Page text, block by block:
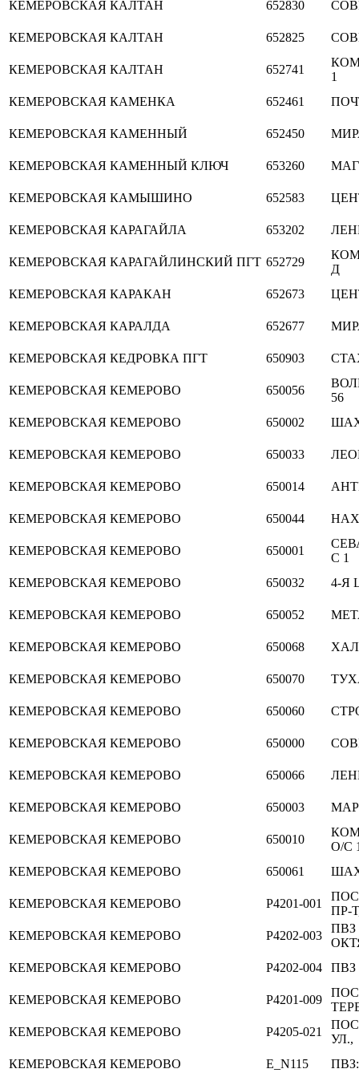
КЕМЕРОВСКАЯ КАЛТАН 652830
КЕМЕРОВСКАЯ КАЛТАН 652825
КЕМЕРОВСКАЯ КАЛТАН 652741
1
КЕМЕРОВСКАЯ КАМЕНКА 652461
КЕМЕРОВСКАЯ КАМЕННЫЙ 652450
КЕМЕРОВСКАЯ КАМЕННЫЙ КЛЮЧ 653260
КЕМЕРОВСКАЯ КАМЫШИНО 652583
КЕМЕРОВСКАЯ КАРАГАЙЛА 653202
КЕМЕРОВСКАЯ КАРАГАЙЛИНСКИЙ ПГТ 652729
Д
КЕМЕРОВСКАЯ КАРАКАН 652673
КЕМЕРОВСКАЯ КАРАЛДА 652677
КЕМЕРОВСКАЯ КЕДРОВКА ПГТ 650903
КЕМЕРОВСКАЯ КЕМЕРОВО 650056
56
КЕМЕРОВСКАЯ КЕМЕРОВО 650002
КЕМЕРОВСКАЯ КЕМЕРОВО 650033
КЕМЕРОВСКАЯ КЕМЕРОВО 650014
КЕМЕРОВСКАЯ КЕМЕРОВО 650044
КЕМЕРОВСКАЯ КЕМЕРОВО 650001
С 1
КЕМЕРОВСКАЯ КЕМЕРОВО 650032 4-Я
КЕМЕРОВСКАЯ КЕМЕРОВО 650052
КЕМЕРОВСКАЯ КЕМЕРОВО 650068
КЕМЕРОВСКАЯ КЕМЕРОВО 650070
КЕМЕРОВСКАЯ КЕМЕРОВО 650060
КЕМЕРОВСКАЯ КЕМЕРОВО 650000
КЕМЕРОВСКАЯ КЕМЕРОВО 650066
КЕМЕРОВСКАЯ КЕМЕРОВО 650003
КЕМЕРОВСКАЯ КЕМЕРОВО 650010
О/С
КЕМЕРОВСКАЯ КЕМЕРОВО 650061
КЕМЕРОВСКАЯ КЕМЕРОВО P4201-001
ПР-
КЕМЕРОВСКАЯ КЕМЕРОВО P4202-003
ПВЗ
КЕМЕРОВСКАЯ КЕМЕРОВО P4202-004 ПВЗ
КЕМЕРОВСКАЯ КЕМЕРОВО P4201-009
КЕМЕРОВСКАЯ КЕМЕРОВО P4205-021
УЛ.,
КЕМЕРОВСКАЯ КЕМЕРОВО E_N115